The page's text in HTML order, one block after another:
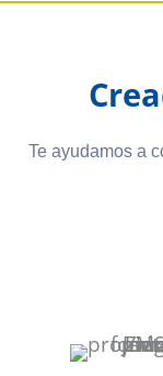
Te ayudamos a